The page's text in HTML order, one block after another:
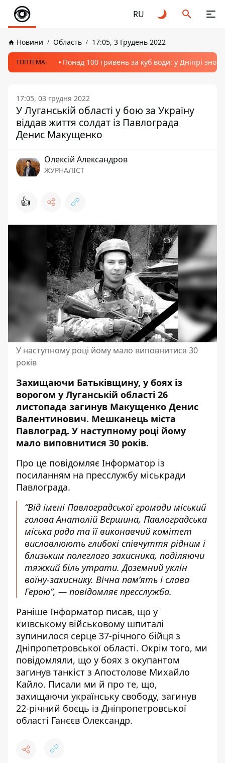
RU
Новини Область 17:05, 3 Грудень 2022
ТОПТЕМА: Понад 100 гривень за куб води: у Дніпрі
17:05, 03 грудня 2022
У Луганській області у бою за Україну
віддав життя солдат із Павлограда
Денис Макущенко
Олексій Александров
ЖУРНАЛІСТ
👍
У наступному році йому мало виповнитися 30
років
Захищаючи Батьківщину, у боях із
ворогом у Луганській області 26
листопада загинув Макущенко Денис
Валентинович. Мешканець міста
Павлоград. У наступному році йому
мало виповнитися 30 років.
Про це повідомляє Інформатор із
посиланням на пресслужбу міськради
Павлограда.
“Від імені Павлоградської громади міський
голова Анатолій Вершина, Павлоградська
міська рада та її виконавчий комітет
висловлюють глибокі співчуття рідним і
близьким полеглого захисника, поділяючи
тяжкий біль утрати. Доземний уклін
воїну-захиснику. Вічна пам’ять і слава
Герою”, — повідомляє пресслужба.
Раніше Інформатор писав, що у
київському військовому шпиталі
зупинилося серце 37-річного бійця з
Дніпропетровської області. Окрім того, ми
повідомляли, що у боях з окупантом
загинув танкіст з Апостолове Михайло
Кайло. Писали ми й про те, що,
захищаючи українську свободу, загинув
22-річний боєць із Дніпропетровської
області Ганєєв Олександр.